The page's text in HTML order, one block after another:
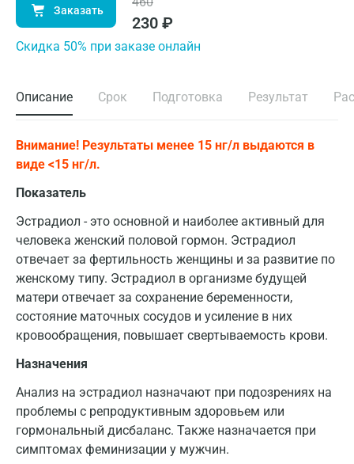
Заказать
230 ₽
Cкидка 50% при заказе онлайн
Описание Срок Подготовка Результат
Внимание! Результаты менее 15 нг/л выдаются в
виде <15 нг/л.
Показатель
Эстрадиол - это основной и наиболее активный для
человека женский половой гормон. Эстрадиол
отвечает за фертильность женщины и за развитие по
женскому типу. Эстрадиол в организме будущей
матери отвечает за сохранение беременности,
состояние маточных сосудов и усиление в них
кровообращения, повышает свертываемость крови.
Назначения
Анализ на эстрадиол назначают при подозрениях на
проблемы с репродуктивным здоровьем или
гормональный дисбаланс. Также назначается при
симптомах феминизации у мужчин.